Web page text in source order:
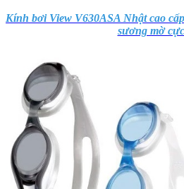
Kính bơi View V630ASA Nhật cao
sương mờ